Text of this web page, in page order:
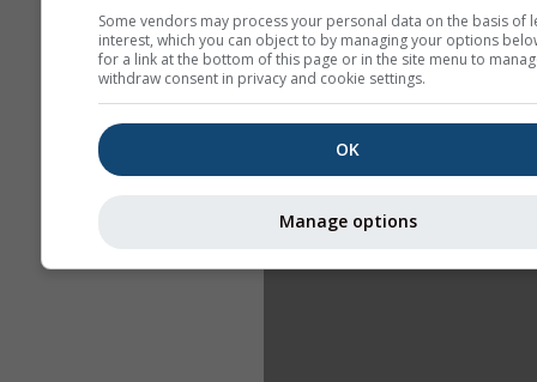
Some vendors may process your personal data on the basis of
interest, which you can object to by managing your options
for a link at the bottom of this page or in the site menu to
withdraw consent in privacy and cookie settings.
OK
Manage options